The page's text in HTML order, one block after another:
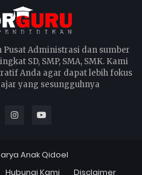
Pusat Administrasi dan sumber
SD, SMP, SMA, SMK. Kami
Anda agar dapat lebih fokus
yang sesungguhnya
Anak Qidoel
Hubungi Kami Disclaimer